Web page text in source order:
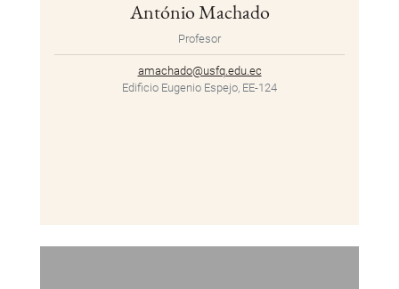
António Machado
Profesor
amachado@usfq.edu.ec
Edificio Eugenio Espejo, EE-124